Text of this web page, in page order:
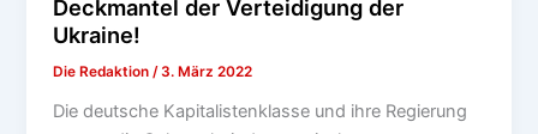
Deckmantel der Verteidigung der
Ukraine!
Die Redaktion /3. März 2022
Die deutsche Kapitalistenklasse und ihre Regierung